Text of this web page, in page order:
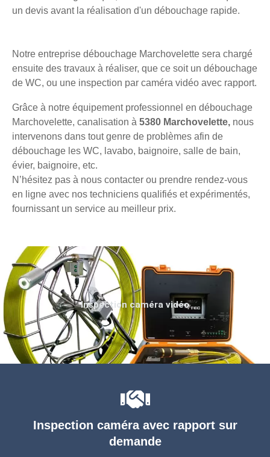
un devis avant la réalisation d'un débouchage rapide.
Notre entreprise débouchage Marchovelette sera chargé
ensuite des travaux à réaliser, que ce soit un débouchage
de WC, ou une inspection par caméra vidéo avec rapport.
Grâce à notre équipement professionnel en débouchage
Marchovelette, canalisation à 5380 Marchovelette, nous
intervenons dans tout genre de problèmes afin de
débouchage les WC, lavabo, baignoire, salle de bain,
évier, baignoire, etc.
N’hésitez pas à nous contacter ou prendre rendez-vous
en ligne avec nos techniciens qualifiés et expérimentés,
fournissant un service au meilleur prix.
Inspection caméra avec rapport sur
demande
Inspection caméra vidéo